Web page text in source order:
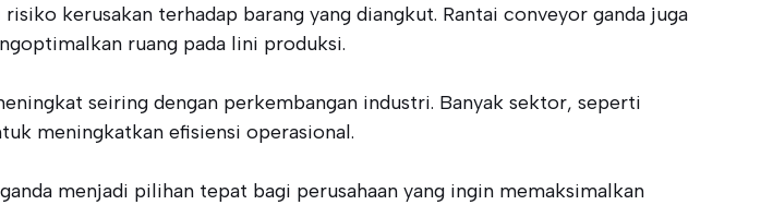
kerusakan terhadap barang yang diangkut. Rantai conveyor ganda juga
ruang pada lini produksi.
seiring dengan perkembangan industri. Banyak sektor, seperti
meningkatkan efisiensi operasional.
menjadi pilihan tepat bagi perusahaan yang ingin memaksimalkan